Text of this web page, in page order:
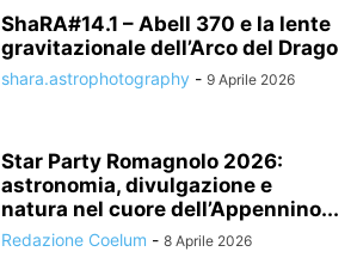
ShaRA#14.1 – Abell 370 e la lente
gravitazionale dell’Arco del Drago
shara.astrophotography - 9 Aprile 2026
Star Party Romagnolo 2026:
astronomia, divulgazione e
natura nel cuore dell’Appennino...
Redazione Coelum - 8 Aprile 2026